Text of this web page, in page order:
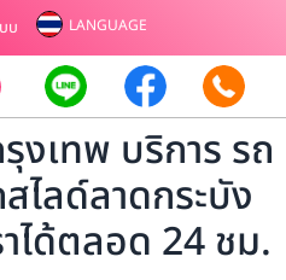
บ LANGUAGE
งเทพ บริการ รถ
ไลด์ลาดกระบัง
ได้ตลอด 24 ชม.